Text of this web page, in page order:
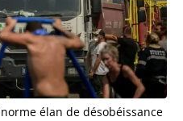
élan de désobéissance